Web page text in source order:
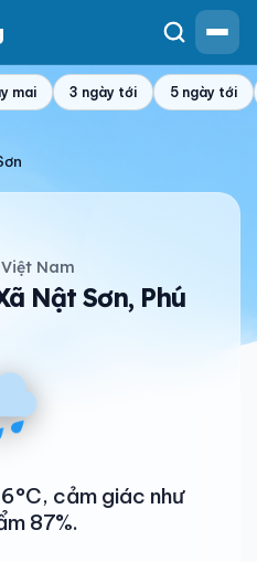
mai 3 ngày tới 5 ngày tới
Nam
Nật Sơn, Phú
cảm giác như
87%.